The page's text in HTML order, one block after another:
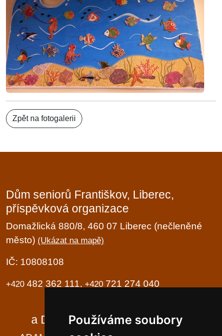
Používáme soubory
Zpět na fotogalerii
Dům seniorů Františkov, Liberec,
příspěvková organizace
Domažlická 880/8, 460 07 Liberec (nečleněné
město) (Ukázat na mapě)
IČ: 10808108
+420 482 362 111, +420 721 274 040
a Domov se zvláštním režimem